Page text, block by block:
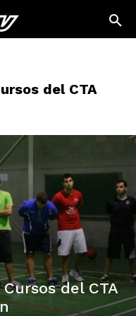
del CTA
del CTA